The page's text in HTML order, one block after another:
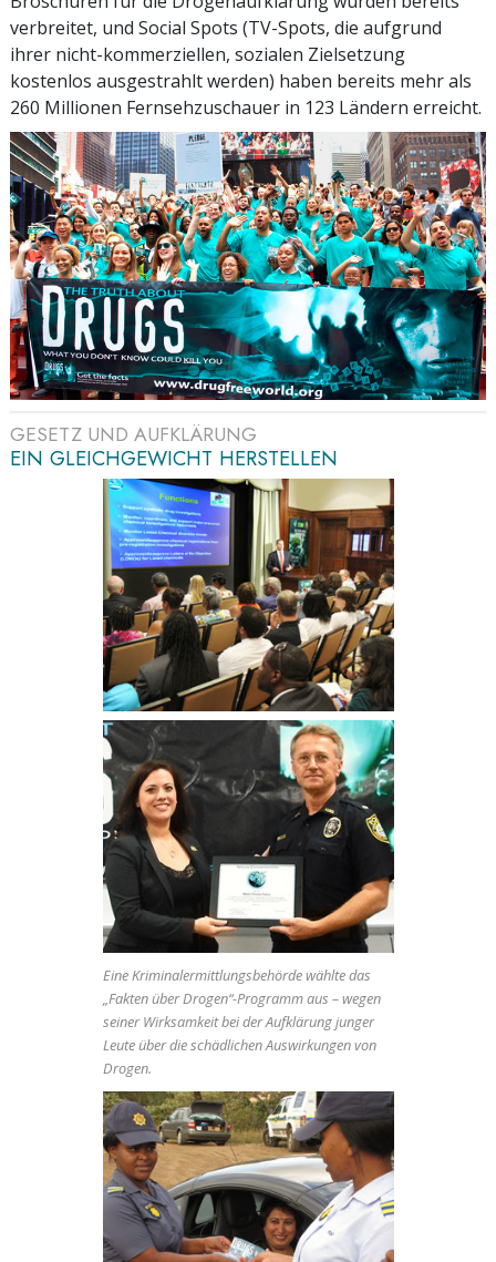
verbreitet, und Social Spots (TV-Spots, die aufgrund
ihrer nicht-kommerziellen, sozialen Zielsetzung
kostenlos ausgestrahlt werden) haben bereits mehr als
260 Millionen Fernsehzuschauer in 123 Ländern erreicht.
GESETZ UND AUFKLÄRUNG
EIN GLEICHGEWICHT HERSTELLEN
Eine Kriminalermittlungsbehörde wählte das
„Fakten über Drogen“-Programm aus – wegen
seiner Wirksamkeit bei der Aufklärung junger
Leute über die schädlichen Auswirkungen von
Drogen.